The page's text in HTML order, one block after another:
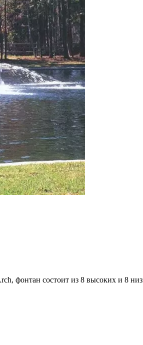
фонтан состоит из 8 высоких и 8